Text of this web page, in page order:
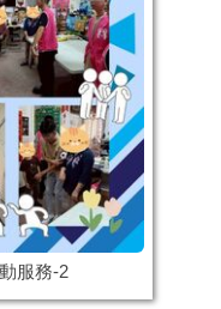
服務-2